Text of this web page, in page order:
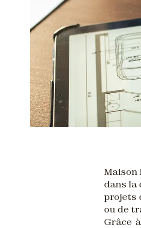
Maison
dans la
projets
ou de
Grâce